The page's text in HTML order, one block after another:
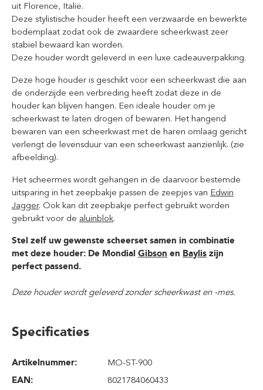
uit Florence, Italië.
Deze stylistische houder heeft een verzwaarde en bewerkte
bodemplaat zodat ook de zwaardere scheerkwast zeer
stabiel bewaard kan worden.
Deze houder wordt geleverd in een luxe cadeauverpakking.
Deze hoge houder is geschikt voor een scheerkwast die aan
de onderzijde een verbreding heeft zodat deze in de
houder kan blijven hangen. Een ideale houder om je
scheerkwast te laten drogen of bewaren. Het hangend
bewaren van een scheerkwast met de haren omlaag gericht
verlengt de levensduur van een scheerkwast aanzienlijk. (zie
afbeelding).
Het scheermes wordt gehangen in de daarvoor bestemde
uitsparing in het zeepbakje passen de zeepjes van Edwin
Jagger. Ook kan dit zeepbakje perfect gebruikt worden
gebruikt voor de aluinblok.
Stel zelf uw gewenste scheerset samen in combinatie
met deze houder: De Mondial Gibson en Baylis zijn
perfect passend.
Deze houder wordt geleverd zonder scheerkwast en -mes.
Specificaties
Artikelnummer:
MO-ST-900
EAN:
8021784060433